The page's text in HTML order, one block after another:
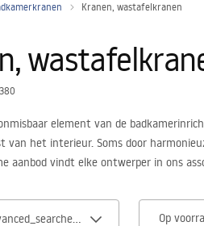
Douchegoten
Kranen, wastafelkranen
element van de
van het interieur. Soms door
aanbod vindt elke ontwerper in ons
Op